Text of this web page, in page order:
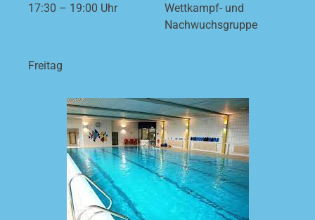
17:30 – 19:00 Uhr
Wettkampf- und
Nachwuchsgruppe
Freitag